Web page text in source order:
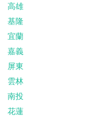
高雄
基隆
宜蘭
嘉義
屏東
雲林
南投
花蓮